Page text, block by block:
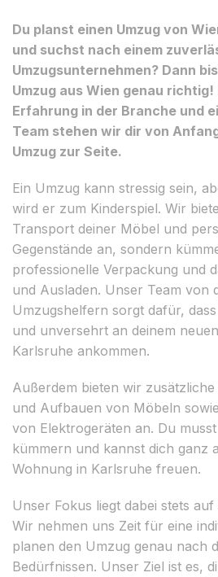
Du planst einen Umzug von
und suchst nach einem
Umzugsunternehmen? Dann
Umzug aus Wien genau
Erfahrung in der Branche und
Team stehen wir dir von
Umzug zur Seite.
Ein Umzug kann stressig sein,
wird er zum Kinderspiel. Wir
Transport deiner Möbel und
Gegenstände an, sondern
professionelle Verpackung und
und Ausladen. Unser Team von
Umzugshelfern sorgt dafür,
und unversehrt an deinem
Karlsruhe ankommen.
Außerdem bieten wir
und Aufbauen von Möbeln
von Elektrogeräten an. Du
kümmern und kannst dich ganz
Wohnung in Karlsruhe freuen.
Unser Fokus liegt dabei stets
Wir nehmen uns Zeit für eine
planen den Umzug genau nach
Bedürfnissen. Unser Ziel ist es,